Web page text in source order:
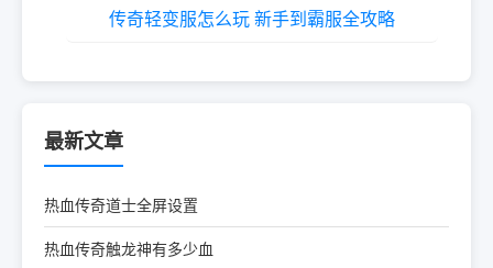
传奇轻变服怎么玩 新手到霸服全攻略
最新文章
热血传奇道士全屏设置
热血传奇触龙神有多少血